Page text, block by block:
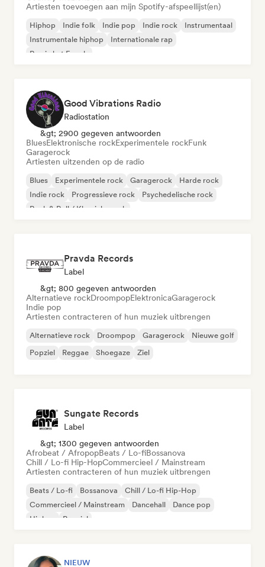
Artiesten toevoegen aan mijn Spotify-afspeellijst(en)
Hiphop Indie folk Indie pop Indie rock
Instrumentaal
Instrumentale hiphop
Internationale rap
Rap in het Engels
Good Vibrations Radio
Radiostation
&gt; 2900 gegeven antwoorden
BluesElektronische rockExperimentele rockFunk
Garagerock
Artiesten uitzenden op de radio
Blues Experimentele rock Garagerock
Harde rock
Indie rock
Progressieve rock
Psychedelische rock
Rock & Roll / Klassieke rock
Pravda Records
Label
&gt; 800 gegeven antwoorden
Alternatieve rockDroompopElektronicaGaragerock
Indie pop
Artiesten contracteren of hun muziek uitbrengen
Alternatieve rock Droompop Garagerock
Nieuwe golf
Popziel
Reggae Shoegaze Ziel
Sungate Records
Label
&gt; 1300 gegeven antwoorden
Afrobeat / AfropopBeats / Lo-fiBossanova
Chill / Lo-fi Hip-HopCommercieel / Mainstream
Artiesten contracteren of hun muziek uitbrengen
Beats / Lo-fi Bossanova
Chill / Lo-fi Hip-Hop
Commercieel / Mainstream
Dancehall
Dance pop
Hiphop
Popziel
NIEUW